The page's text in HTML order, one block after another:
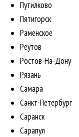
Путилково
Пятигорск
Раменское
Реутов
Ростов-На-Дону
Рязань
Самара
Санкт-Петербург
Саранск
Сарапул